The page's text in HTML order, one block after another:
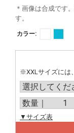
＊画像は合成です
す。
カラー:
※XXLサイズには
▼サイズ表